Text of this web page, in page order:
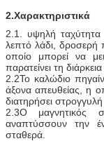
2.Χαρακτηριστικά
2.1. υψηλή ταχύτητα
λεπτό λάδι, δροσερή
οποίο μπορεί να
παρατείνει τη
2.2Το καλώδιο
άξονα απευθείας, η
διατηρήσει
2.3Ο μαγνητικός
αναπτύσσουν την
σταθερά.